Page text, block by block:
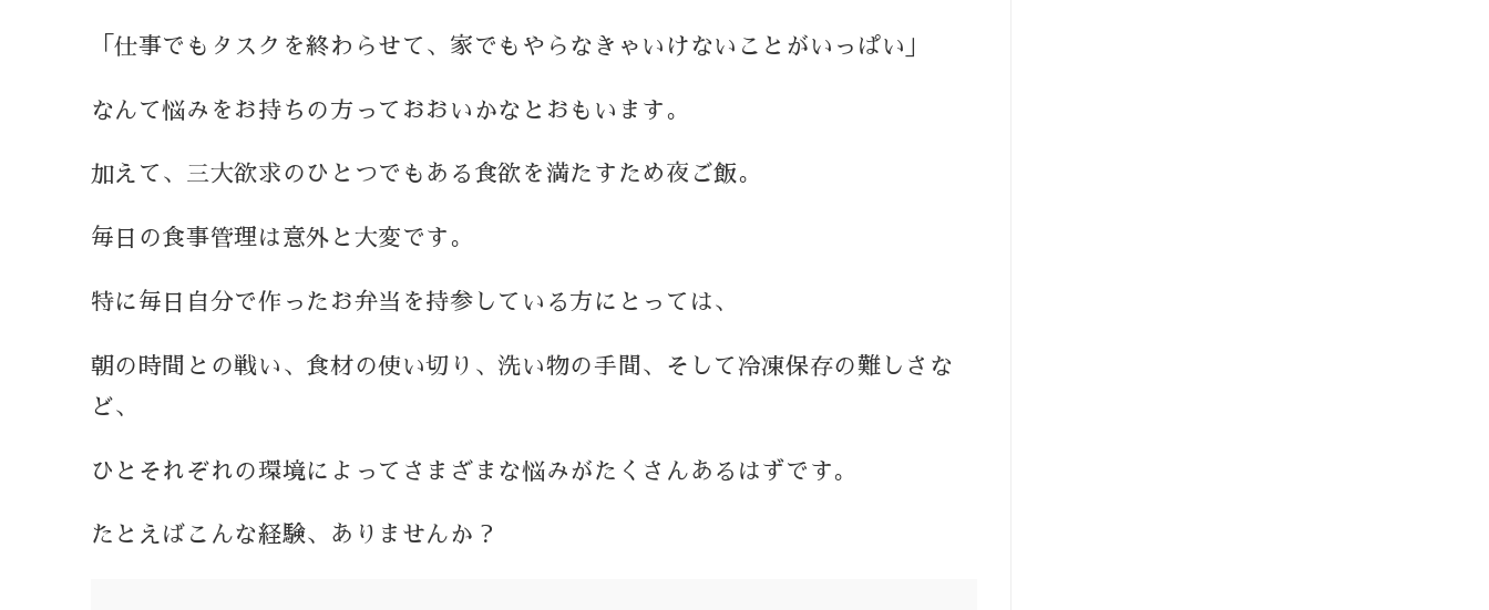
「仕事でもタスクを終わらせて、家でもやらなきゃいけないことがいっぱい」
なんて悩みをお持ちの方っておおいかなとおもいます。
加えて、三大欲求のひとつでもある食欲を満たすため夜ご飯。
毎日の食事管理は意外と大変です。
特に毎日自分で作ったお弁当を持参している方にとっては、
朝の時間との戦い、食材の使い切り、洗い物の手間、そして冷凍保存の難しさな
ど、
ひとそれぞれの環境によってさまざまな悩みがたくさんあるはずです。
たとえばこんな経験、ありませんか？